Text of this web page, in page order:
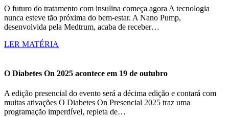
O futuro do tratamento com insulina começa agora A tecnologia
nunca esteve tão próxima do bem-estar. A Nano Pump,
desenvolvida pela Medtrum, acaba de receber…
LER MATÉRIA
O Diabetes On 2025 acontece em 19 de outubro
A edição presencial do evento será a décima edição e contará com
muitas ativações O Diabetes On Presencial 2025 traz uma
programação imperdível, repleta de…